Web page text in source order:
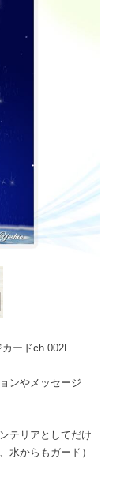
ードch.002L
ンやメッセージ
テリアとしてだけ
水からもガード）